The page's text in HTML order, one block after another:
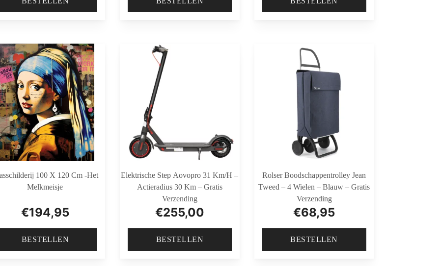
100 X 120 Cm -Het
Melkmeisje
€194,95
BESTELLEN
Elektrische Step Aovopro 31 Km/h –
Actieradius 30 Km – Gratis
Verzending
€255,00
BESTELLEN
Rolser Boodschappentrolley Jean
Tweed – 4 Wielen – Blauw – Gratis
Verzending
€68,95
BESTELLEN